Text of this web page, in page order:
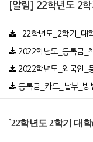
[알림] 22학년도 2
`22학년도_2학기_대
2022학년도_등록금_
2022학년도_외국인_
등록금_카드_납부_방
`22학년도2학기 대학